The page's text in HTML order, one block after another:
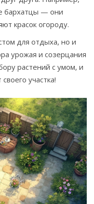
бархатцы — они
красок огороду.
для отдыха, но и
урожая и созерцания
растений с умом, и
участка!